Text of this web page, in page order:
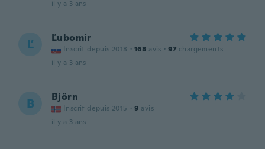
il y a 3 ans
Ľ Ľubomír
Inscrit depuis 2018 · 168 avis · 97 chargements
il y a 3 ans
B Björn
Inscrit depuis 2015 · 9 avis
il y a 3 ans